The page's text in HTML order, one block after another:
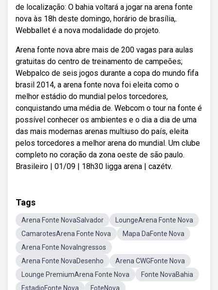
de localização: O bahia voltará a jogar na arena fonte
nova às 18h deste domingo, horário de brasília,.
Webballet é a nova modalidade do projeto.
Arena fonte nova abre mais de 200 vagas para aulas
gratuitas do centro de treinamento de campeões;
Webpalco de seis jogos durante a copa do mundo fifa
brasil 2014, a arena fonte nova foi eleita como o
melhor estádio do mundial pelos torcedores,
conquistando uma média de. Webcom o tour na fonte é
possível conhecer os ambientes e o dia a dia de uma
das mais modernas arenas multiuso do país, eleita
pelos torcedores a melhor arena do mundial. Um clube
completo no coração da zona oeste de são paulo.
Brasileiro | 01/09 | 18h30 ligga arena | cazétv.
Tags
Arena Fonte NovaSalvador
LoungeArena Fonte Nova
CamarotesArena Fonte Nova
Mapa DaFonte Nova
Arena Fonte NovaIngressos
Arena Fonte NovaDesenho
Arena CWGFonte Nova
Lounge PremiumArena Fonte Nova
Fonte NovaBahia
EstadioFonte Nova
FoteNova